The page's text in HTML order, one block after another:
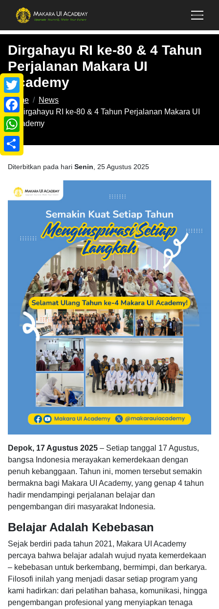
Dirgahayu RI ke-80 & 4 Tahun
Perjalanan Makara UI
Academy
Home
News
Dirgahayu RI ke-80 & 4 Tahun Perjalanan Makara UI
Academy
Diterbitkan pada hari Senin , 25 Agustus 2025
Depok, 17 Agustus 2025 – Setiap tanggal 17 Agustus,
bangsa Indonesia merayakan kemerdekaan dengan
penuh kebanggaan. Tahun ini, momen tersebut semakin
bermakna bagi Makara UI Academy, yang genap 4 tahun
hadir mendampingi perjalanan belajar dan
pengembangan diri masyarakat Indonesia.
Belajar Adalah Kebebasan
Sejak berdiri pada tahun 2021, Makara UI Academy
percaya bahwa belajar adalah wujud nyata kemerdekaan
– kebebasan untuk berkembang, bermimpi, dan berkarya.
Filosofi inilah yang menjadi dasar setiap program yang
kami hadirkan: dari pelatihan bahasa, komunikasi, hingga
pengembangan profesional yang menyiapkan tenaga
Twitter
Facebook
WhatsApp